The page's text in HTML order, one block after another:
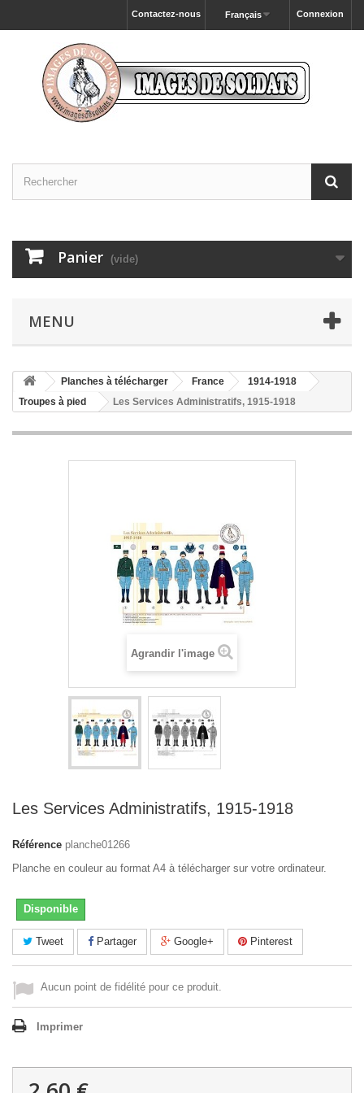
Connexion
Français
Contactez-nous
Panier (vide)
MENU
Planches à télécharger France
1914-1918
Troupes à pied
Les Services Administratifs, 1915-1918
Agrandir l'image
Les Services Administratifs, 1915-1918
Référence planche01266
Planche en couleur au format A4 à télécharger sur votre ordinateur.
Disponible
Tweet Partager Google+ Pinterest
Aucun point de fidélité pour ce produit.
Imprimer